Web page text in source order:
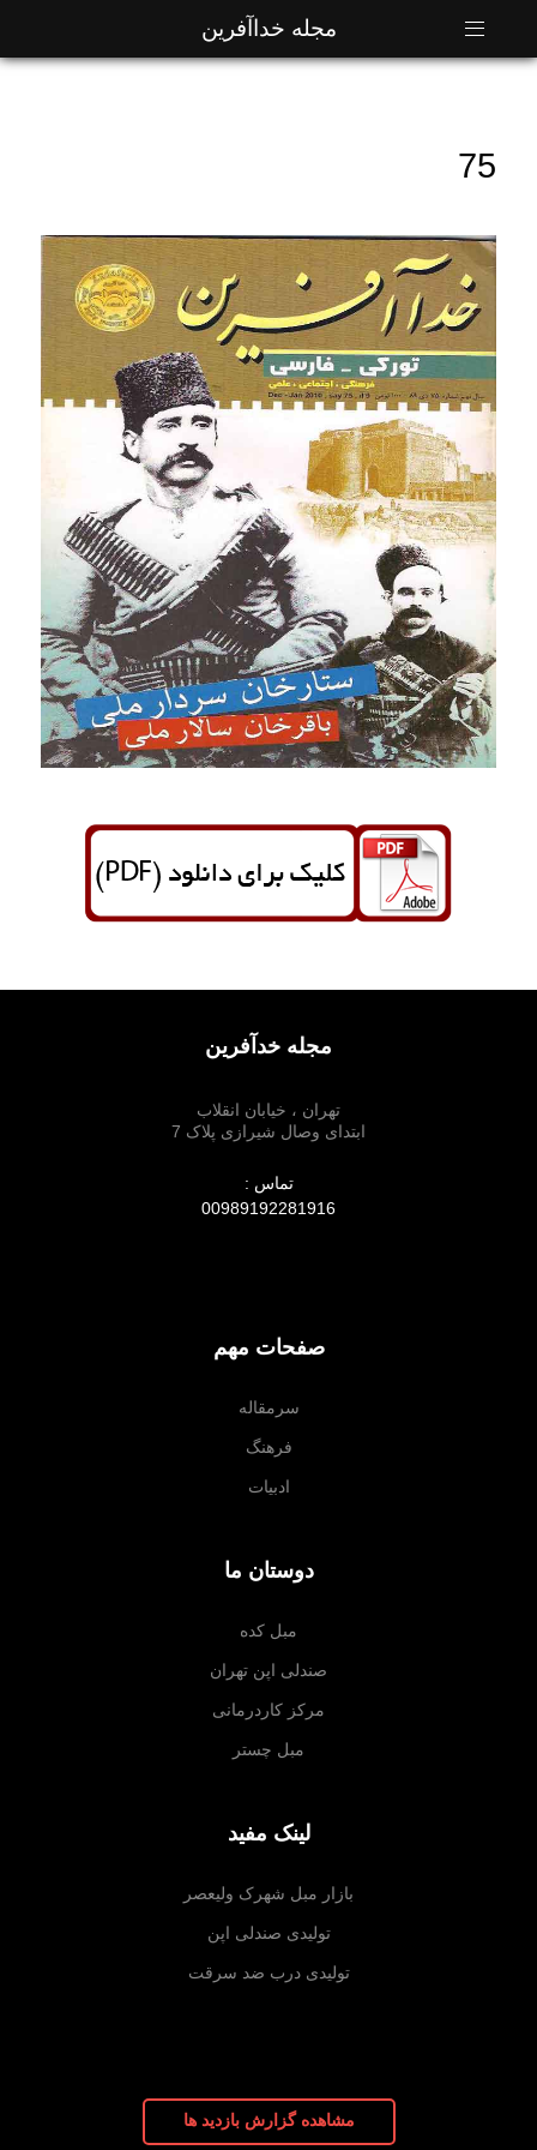
مجله خداآفرین
75
مجله خدآفرین
تهران ، خیابان انقلاب
ابتدای وصال شیرازی پلاک 7
تماس :
00989192281916
صفحات مهم
سرمقاله
فرهنگ
ادبیات
دوستان ما
مبل کده
صندلی اپن تهران
مرکز کاردرمانی
مبل چستر
لینک مفید
بازار مبل شهرک ولیعصر
تولیدی صندلی اپن
تولیدی درب ضد سرقت
مشاهده گزارش بازدید ها